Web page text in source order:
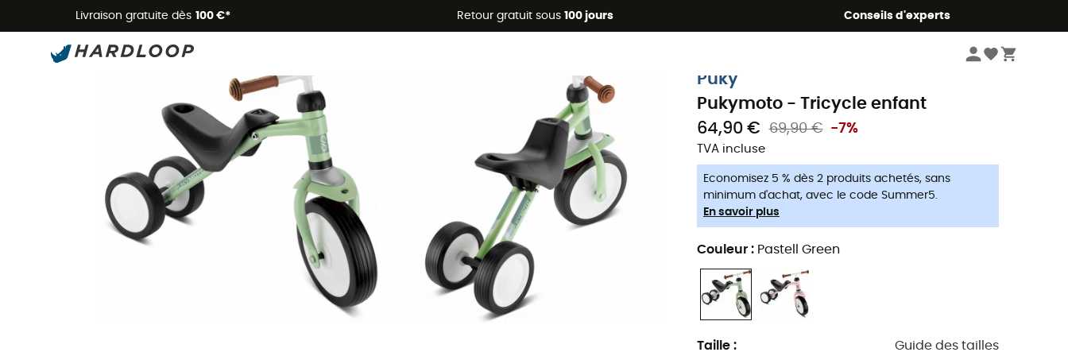
Livraison gratuite dès 100 €* Retour gratuit sous 100 jours Conseils d'experts
Promos d'été 🔥 -5 % EXTRA dès 2 produits* code Summer5
Puky
Pukymoto - Tricycle enfant
64,90 €
69,90 € -7%
TVA incluse
Economisez 5 % dès 2 produits achetés, sans
minimum d'achat, avec le code Summer5.
En savoir plus
Couleur : Pastell Green
Taille : Guide des tailles